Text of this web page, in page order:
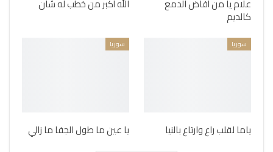
علام يا من أفاض الدمع
كالديم
الله أكبر من خطب له شان
سوريا
ياما لقلب راع وارتاع بالنيا
سوريا
يا عين ما طول الجفا ما زالي